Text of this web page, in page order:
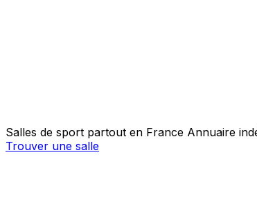
Salles de sport partout en France Annuaire
Trouver une salle